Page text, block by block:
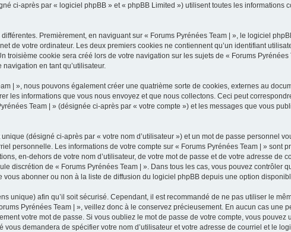
ci-après par « logiciel phpBB » et « phpBB Limited ») utilisent toutes les informations
Premièrement, en naviguant sur « Forums Pyrénées Team | », le logiciel
de votre ordinateur. Les deux premiers cookies ne contiennent qu’un identifiant
troisième cookie sera créé lors de votre navigation sur les sujets de « Forums
en tant qu’utilisateur.
| », nous pouvons également créer une quatrième sorte de cookies, externes au
les informations que vous nous envoyez et que nous collectons. Ceci peut
Team | » (désignée ci-après par « votre compte ») et les messages que vous
(désigné ci-après par « votre nom d’utilisateur ») et un mot de passe personnel
personnelle. Les informations de votre compte sur « Forums Pyrénées Team | »
en-dehors de votre nom d’utilisateur, de votre mot de passe et de votre adresse de
discrétion de « Forums Pyrénées Team | ». Dans tous les cas, vous pouvez contrôler
abonner ou non à la liste de diffusion du logiciel phpBB depuis une option
unique) afin qu’il soit sécurisé. Cependant, il est recommandé de ne pas utiliser le
Pyrénées Team | », veillez donc à le conservez précieusement. En aucun cas une
votre mot de passe. Si vous oubliez le mot de passe de votre compte, vous
demandera de spécifier votre nom d’utilisateur et votre adresse de courriel et le